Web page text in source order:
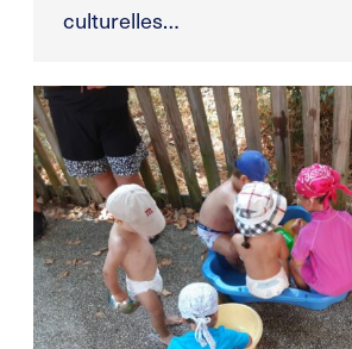
culturelles…